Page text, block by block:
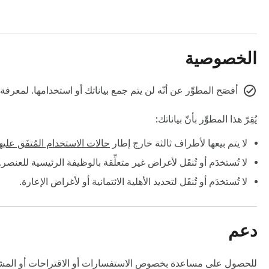
next, but Private Internet Access out-performs and out-
الخصوصية
أفصَح المطوِّر عن أنّه لن يتم جمع بياناتك أو استخدامها.
يُقِرّ هذا المطوِّر بأنّ بياناتك:
لا يتم بيعها لأطراف ثالثة خارج إطار حالات الاستخدام المُتفَق
لا تُستخدَم أو تُنقَل لأغراض غير متعلِّقة بالوظيفة الرئيسية للعنصر.
لا تُستخدَم أو تُنقَل لتحديد الأهلية الائتمانية أو لأغراض الإعارة.
دعم
للحصول على مساعدة بخصوص الاستفسارات أو الاقتراحات أو